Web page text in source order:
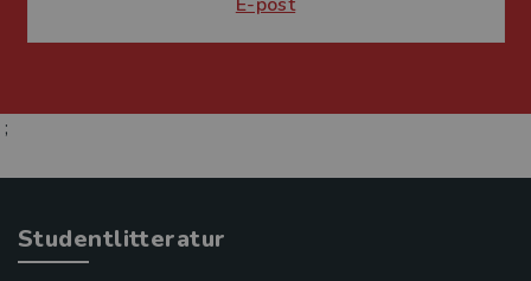
;
Studentlitteratur